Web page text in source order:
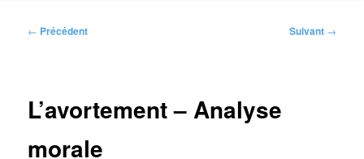
Navigation
← Précédent Suivant →
L’avortement – Analyse
morale